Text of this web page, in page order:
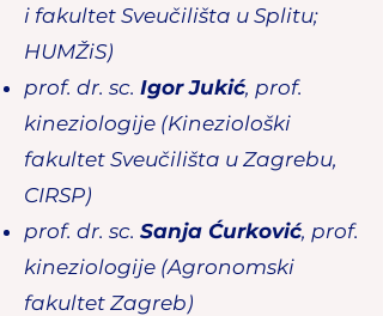
i fakultet Sveučilišta u Splitu;
HUMŽiS)
prof. dr. sc. Igor Jukić, prof.
kineziologije (Kineziološki
fakultet Sveučilišta u Zagrebu,
CIRSP)
prof. dr. sc. Sanja Ćurković, prof.
kineziologije (Agronomski
fakultet Zagreb)